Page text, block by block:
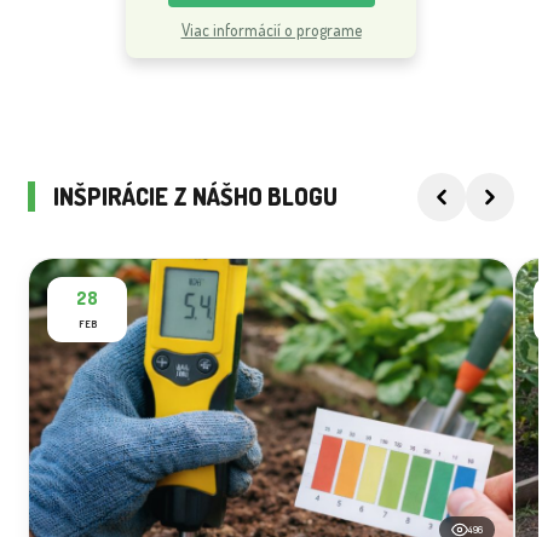
Viac informácií o programe
INŠPIRÁCIE Z NÁŠHO BLOGU
28
FEB
496